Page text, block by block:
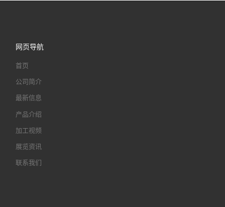
网页导航
首页
公司简介
最新信息
产品介绍
加工视频
展览资讯
联系我们